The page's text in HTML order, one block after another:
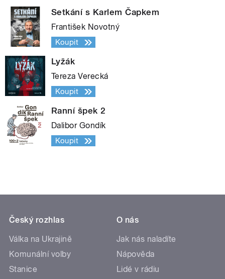
Setkání s Karlem Čapkem
František Novotný
Koupit
Lyžák
Tereza Verecká
Koupit
Ranní špek 2
Dalibor Gondík
Koupit
Český rozhlas
Válka na Ukrajině
Komunální volby
Stanice
O nás
Jak nás naladíte
Nápověda
Lidé v rádiu